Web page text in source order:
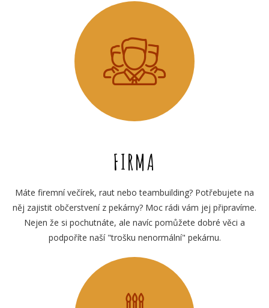
FIRMA
Máte firemní večírek, raut nebo teambuilding? Potřebujete na
něj zajistit občerstvení z pekárny? Moc rádi vám jej připravíme.
Nejen že si pochutnáte, ale navíc pomůžete dobré věci a
podpoříte naší "trošku nenormální" pekárnu.